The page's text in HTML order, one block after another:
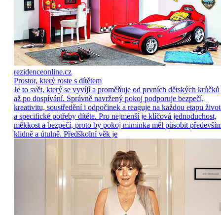
rezidenceonline.cz
Prostor, který roste s dítětem
Je to svět, který se vyvíjí a proměňuje od prvních dětských krůčků
až po dospívání. Správně navržený pokoj podporuje bezpečí,
kreativitu, soustředění i odpočinek a reaguje na každou etapu
a specifické potřeby dítěte. Pro nejmenší je klíčová jednoduchost,
měkkost a bezpečí, proto by pokoj miminka měl působit
klidně a útulně. Předškolní věk je